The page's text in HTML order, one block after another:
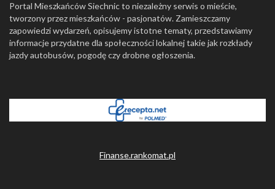
Portal Mieszkańców Siechnic to niezależny serwis o mieście,
tworzony przez mieszkańców - pasjonatów. Zamieszczamy
zapowiedzi wydarzeń, opisujemy istotne tematy, przedstawiamy
informacje przydatne dla społeczności lokalnej takie jak rozkłady
jazdy autobusów, pogodę czy drobne ogłoszenia.
Finanse.rankomat.pl